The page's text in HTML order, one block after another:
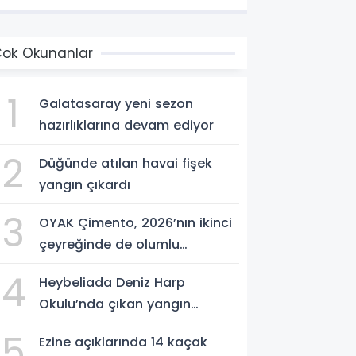
Okunanlar
1
Galatasaray yeni sezon
hazırlıklarına devam ediyor
2
Düğünde atılan havai fişek
yangın çıkardı
3
OYAK Çimento, 2026’nın ikinci
çeyreğinde de olumlu
4
Heybeliada Deniz Harp
Okulu’nda çıkan yangın
Ezine açıklarında 14 kaçak